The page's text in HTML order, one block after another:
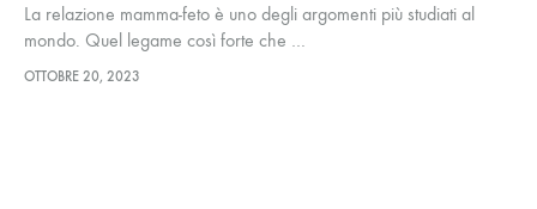
La relazione mamma-feto è uno degli argomenti più studiati al
mondo. Quel legame così forte che …
OTTOBRE 20, 2023